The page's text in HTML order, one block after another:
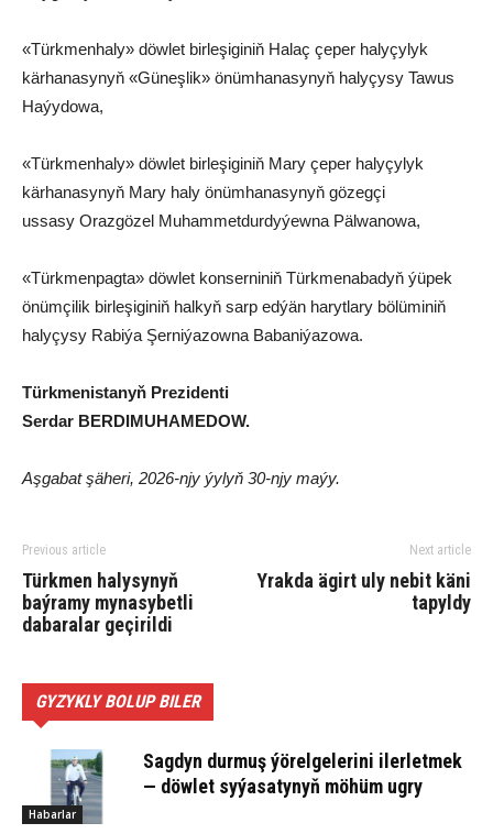
«Türkmenhaly» döwlet birleşiginiň Halaç çeper halyçylyk
kärhanasynyň «Güneşlik» önümhanasynyň halyçysy Tawus
Haýydowa,
«Türkmenhaly» döwlet birleşiginiň Mary çeper halyçylyk
kärhanasynyň Mary haly önümhanasynyň gözegçi
ussasy Orazgözel Muhammetdurdyýewna Pälwanowa,
«Türkmenpagta» döwlet konserniniň Türkmenabadyň ýüpek
önümçilik birleşiginiň halkyň sarp edýän harytlary bölüminiň
halyçysy Rabiýa Şerniýazowna Babaniýazowa.
Türkmenistanyň Prezidenti
Serdar BERDIMUHAMEDOW.
Aşgabat şäheri, 2026-njy ýylyň 30-njy maýy.
Previous article
Türkmen halysynyň
baýramy mynasybetli
dabaralar geçirildi
Next article
Yrakda ägirt uly nebit käni
tapyldy
GYZYKLY BOLUP BILER
Habarlar
Sagdyn durmuş ýörelgelerini ilerletmek
— döwlet syýasatynyň möhüm ugry